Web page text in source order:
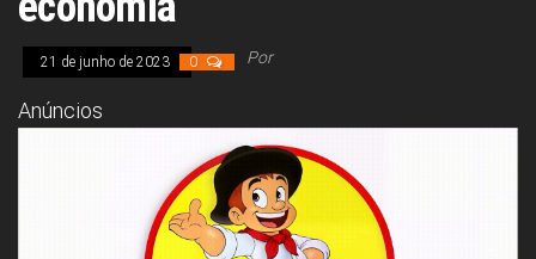
Brasília, Nordeste,
Norte, Centro-
Oeste, Sul, Sudeste,
Gastronomia,
Vinhos, Bebidas,
Cervejas, Comida,
21 de junho de 2023 0 Por
Anúncios